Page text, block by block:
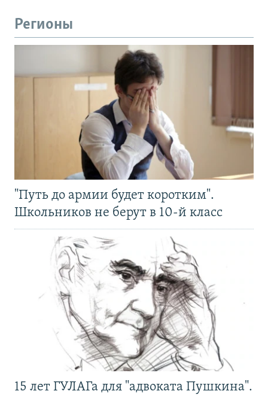
Регионы
"Путь до армии будет коротким".
Школьников не берут в 10-й класс
15 лет ГУЛАГа для "адвоката Пушкина".